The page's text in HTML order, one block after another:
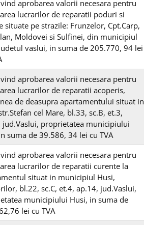
aprobarea valorii necesara pentru
lucrarilor de reparatii poduri si
situate pe strazile: Frunzelor, Cpt.Carp,
Moldovei si Sulfinei, din municipiul
vaslui, in suma de 205.770, 94 lei
aprobarea valorii necesara pentru
lucrarilor de reparatii acoperis,
de deasupra apartamentului situat in
cel Mare, bl.33, sc.B, et.3,
jud.Vaslui, proprietatea municipiului
suma de 39.586, 34 lei cu TVA
aprobarea valorii necesara pentru
lucrarilor de reparatii curente la
situat in municipiul Husi,
bl.22, sc.C, et.4, ap.14, jud.Vaslui,
municipiului Husi, in suma de
lei cu TVA